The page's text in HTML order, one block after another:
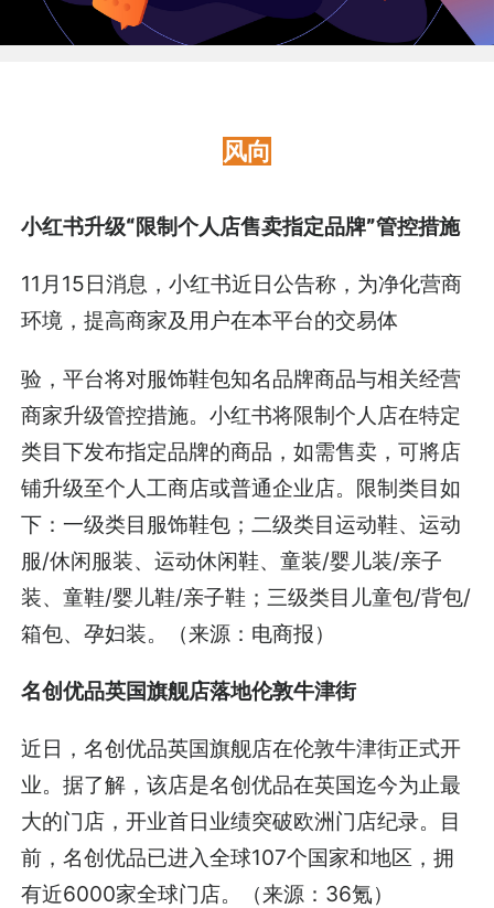
风向
小红书升级“限制个人店售卖指定品牌”管控措施
11月15日消息，小红书近日公告称，为净化营商
环境，提高商家及用户在本平台的交易体
验，平台将对服饰鞋包知名品牌商品与相关经营
商家升级管控措施。小红书将限制个人店在特定
类目下发布指定品牌的商品，如需售卖，可將店
铺升级至个人工商店或普通企业店。限制类目如
下：一级类目服饰鞋包；二级类目运动鞋、运动
服/休闲服装、运动休闲鞋、童装/婴儿装/亲子
装、童鞋/婴儿鞋/亲子鞋；三级类目儿童包/背包/
箱包、孕妇装。（来源：电商报）
名创优品英国旗舰店落地伦敦牛津街
近日，名创优品英国旗舰店在伦敦牛津街正式开
业。据了解，该店是名创优品在英国迄今为止最
大的门店，开业首日业绩突破欧洲门店纪录。目
前，名创优品已进入全球107个国家和地区，拥
有近6000家全球门店。（来源：36氪）